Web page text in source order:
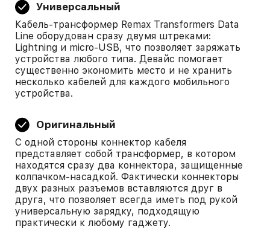
Универсальный
Кабель-трансформер Remax Transformers Data
Line оборудован сразу двумя штреками:
Lightning и micro-USB, что позволяет заряжать
устройства любого типа. Девайс помогает
существенно экономить место и не хранить
несколько кабелей для каждого мобильного
устройства.
Оригинальный
С одной стороны коннектор кабеля
представляет собой трансформер, в котором
находятся сразу два коннектора, защищенные
колпачком-насадкой. Фактически коннекторы
двух разных разъемов вставляются друг в
друга, что позволяет всегда иметь под рукой
универсальную зарядку, подходящую
практически к любому гаджету.